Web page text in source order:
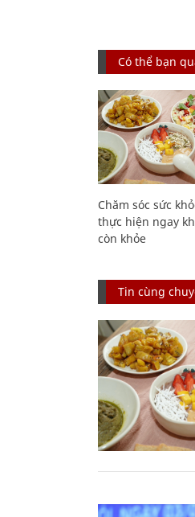
Có thể bạn
Chăm sóc sức
thực hiện ngay
còn khỏe
Tin cùng